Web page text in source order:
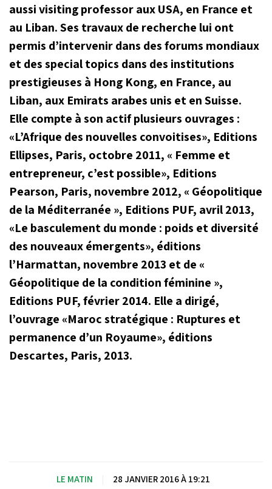
aussi visiting professor aux USA, en France et
au Liban. Ses travaux de recherche lui ont
permis d’intervenir dans des forums mondiaux
et des special topics dans des institutions
prestigieuses à Hong Kong, en France, au
Liban, aux Emirats arabes unis et en Suisse.
Elle compte à son actif plusieurs ouvrages :
«L’Afrique des nouvelles convoitises», Editions
Ellipses, Paris, octobre 2011, « Femme et
entrepreneur, c’est possible», Editions
Pearson, Paris, novembre 2012, « Géopolitique
de la Méditerranée », Editions PUF, avril 2013,
«Le basculement du monde : poids et diversité
des nouveaux émergents», éditions
l’Harmattan, novembre 2013 et de «
Géopolitique de la condition féminine »,
Editions PUF, février 2014. Elle a dirigé,
l’ouvrage «Maroc stratégique : Ruptures et
permanence d’un Royaume», éditions
Descartes, Paris, 2013.
LE MATIN 28 JANVIER 2016 À 19:21